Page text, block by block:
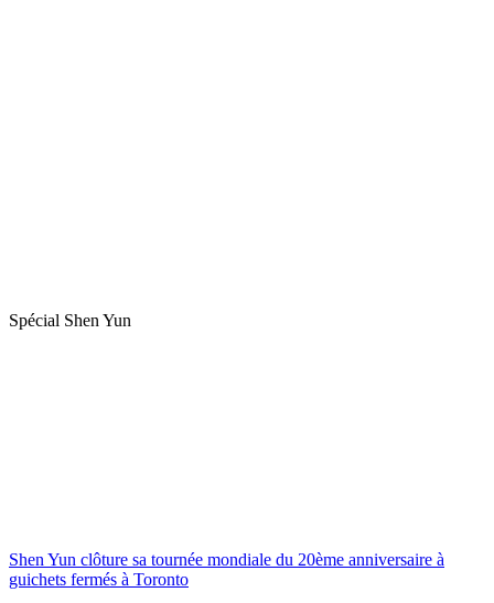
Spécial Shen Yun
Shen Yun clôture sa tournée mondiale du 20ème anniversaire à
guichets fermés à Toronto